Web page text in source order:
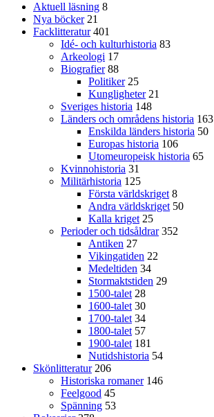
Aktuell läsning 8
Nya böcker 21
Facklitteratur 401
Idé- och kulturhistoria 83
Arkeologi 17
Biografier 88
Politiker 25
Kungligheter 21
Sveriges historia 148
Länders och områdens historia 163
Enskilda länders historia 50
Europas historia 106
Utomeuropeisk historia 65
Kvinnohistoria 31
Militärhistoria 125
Första världskriget 8
Andra världskriget 50
Kalla kriget 25
Perioder och tidsåldrar 352
Antiken 27
Vikingatiden 22
Medeltiden 34
Stormaktstiden 29
1500-talet 28
1600-talet 30
1700-talet 34
1800-talet 57
1900-talet 181
Nutidshistoria 54
Skönlitteratur 206
Historiska romaner 146
Feelgood 45
Spänning 53